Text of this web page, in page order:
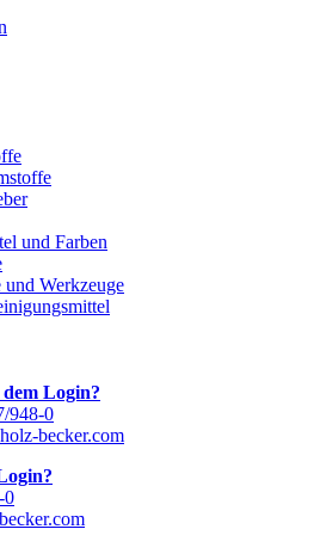
und Farben
Werkzeuge
Login?
948-0
becker.com
0